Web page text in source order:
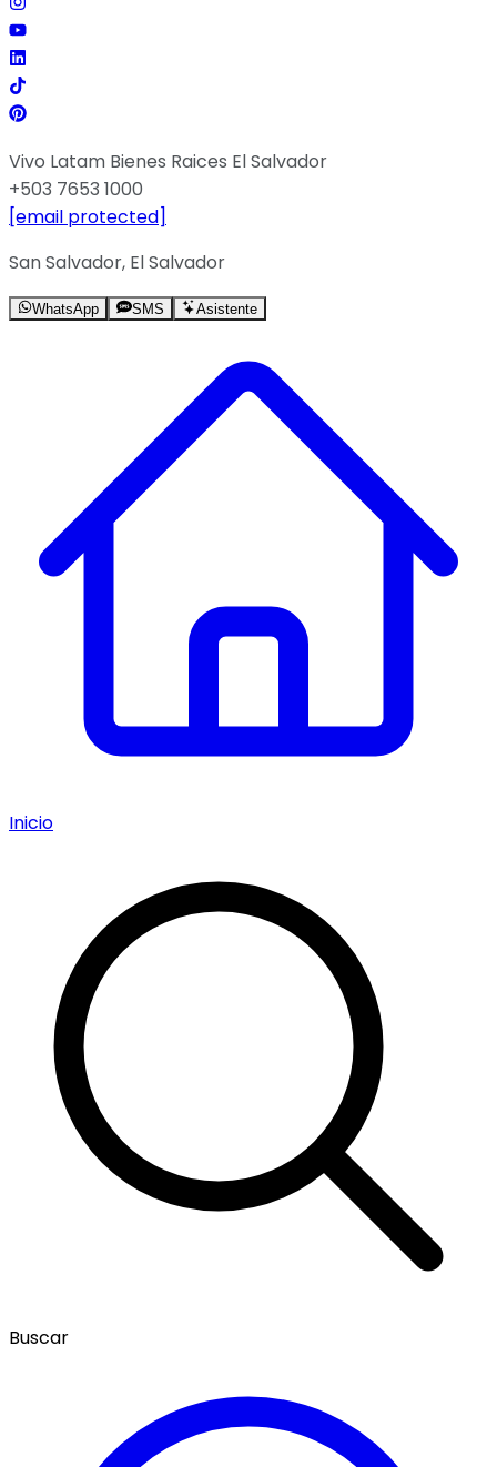
Vivo Latam Bienes Raices El Salvador
+503 7653 1000
[email protected]
San Salvador, El Salvador
WhatsApp SMS Asistente
Inicio
Buscar